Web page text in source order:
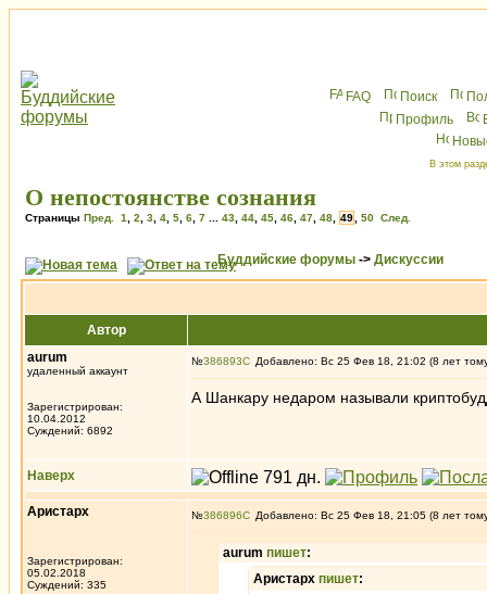
FAQ Поиск
Профиль
В этом
О непостоянстве сознания
Страницы Пред. 1 2 3 4 5 6 7 43 44 45 46 47 48 49 50 След.
Буддийские форумы -> Дискуссии
Автор
aurum
удаленный аккаунт
Зарегистрирован:
10.04.2012
Суждений: 6892
№386893 Добавлено: Вс 25 Фев 18, 21:02 (8 лет
А Шанкару недаром называли
Наверх
Аристарх
Зарегистрирован:
05.02.2018
Суждений: 335
№386896 Добавлено: Вс 25 Фев 18, 21:05 (8 лет
aurum пишет:
Аристарх пишет: